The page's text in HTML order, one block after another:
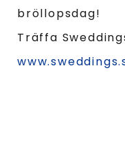
bröllopsdag!
Träffa